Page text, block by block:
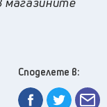
Споделете в: